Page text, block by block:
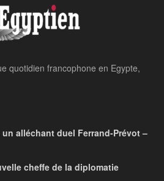
Aati
du Brésil
d’Al-
6, 2025